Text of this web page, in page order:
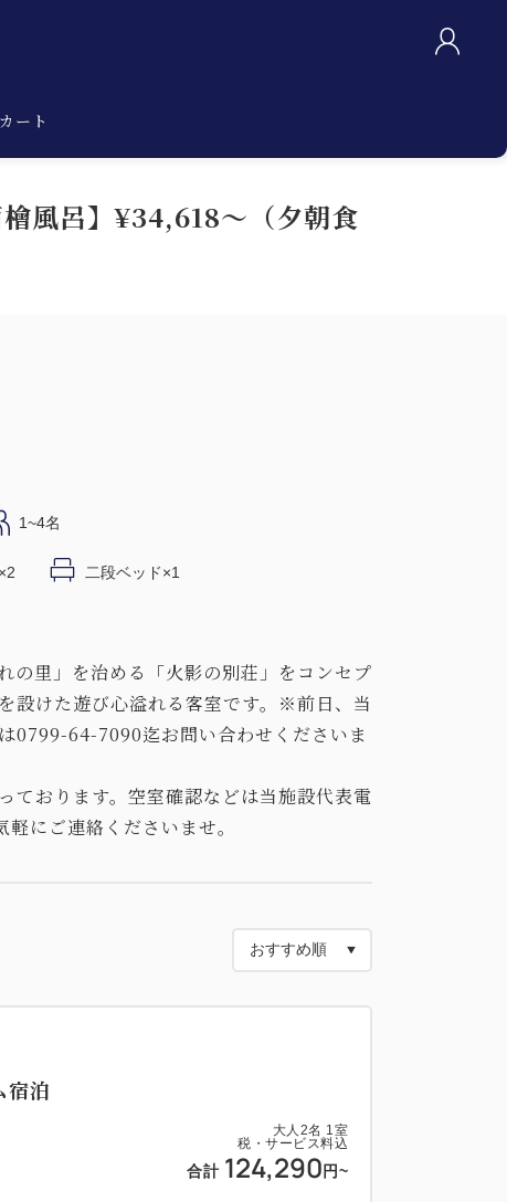
ート
風呂】¥34,618～（夕朝食
1~4名
二段ベッド×1
の里」を治める「火影の別荘」をコンセプ
設けた遊び心溢れる客室です。※前日、当
0799-64-7090迄お問い合わせくださいま
ております。空室確認などは当施設代表電
にご連絡くださいませ。
大人 2名 1室
税・サービス料込
合計 124,290 円~
宿泊